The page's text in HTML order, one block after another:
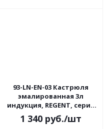
93-LN-EN-03 Кастрюля
эмалированная 3л
индукция, REGENT, серия
LAVANDA
1 340руб./шт